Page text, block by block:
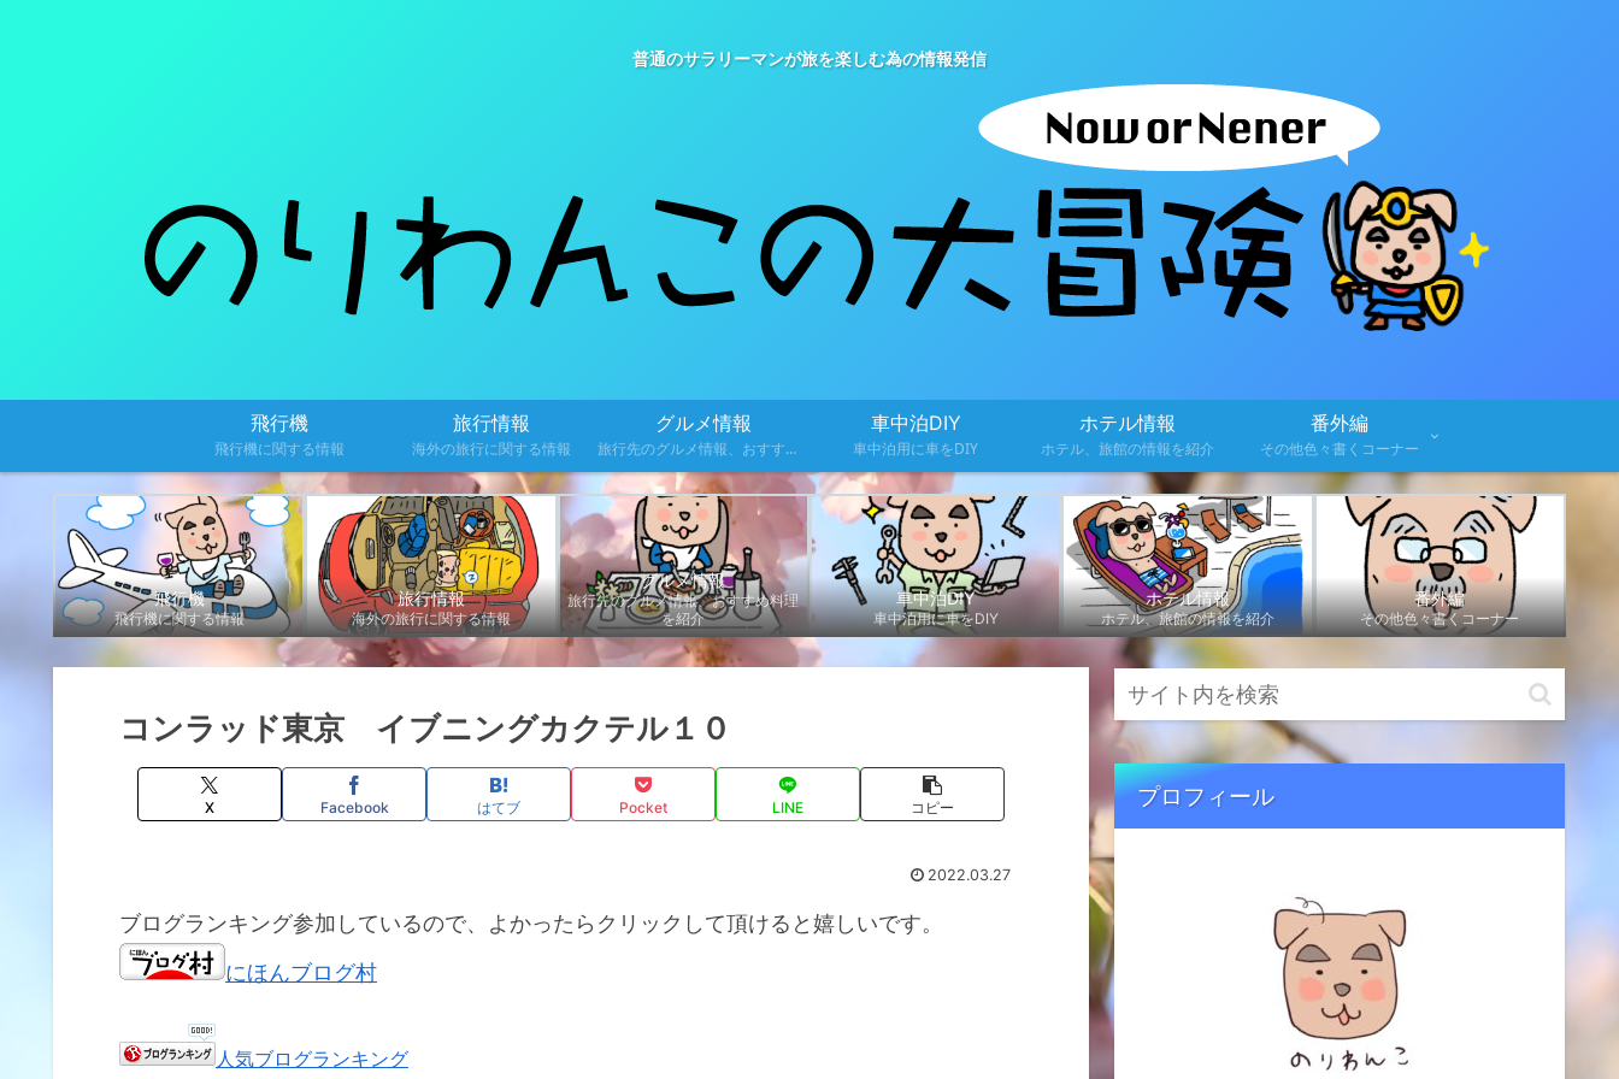
普通のサラリーマンが旅を楽しむ為の情報発信
飛行機
飛行機に関する情報
旅行情報
海外の旅行に関する情報
グルメ情報
旅行先のグルメ情報、おすすめ料理を紹介
車中泊DIY
車中泊用に車をDIY
ホテル情報
ホテル、旅館の情報を紹介
番外編
その他色々書くコーナー
飛行機
飛行機に関する情報
旅行情報
海外の旅行に関する情報
グルメ情報
旅行先のグルメ情報、おすすめ料理
を紹介
車中泊DIY
車中泊用に車をDIY
ホテル情報
ホテル、旅館の情報を紹介
番外編
その他色々書くコーナー
コンラッド東京 イブニングカクテル１０
X Facebook はてブ Pocket LINE コピー
2022.03.27
ブログランキング参加しているので、よかったらクリックして頂けると嬉しいです。
にほんブログ村
人気ブログランキング
プロフィール